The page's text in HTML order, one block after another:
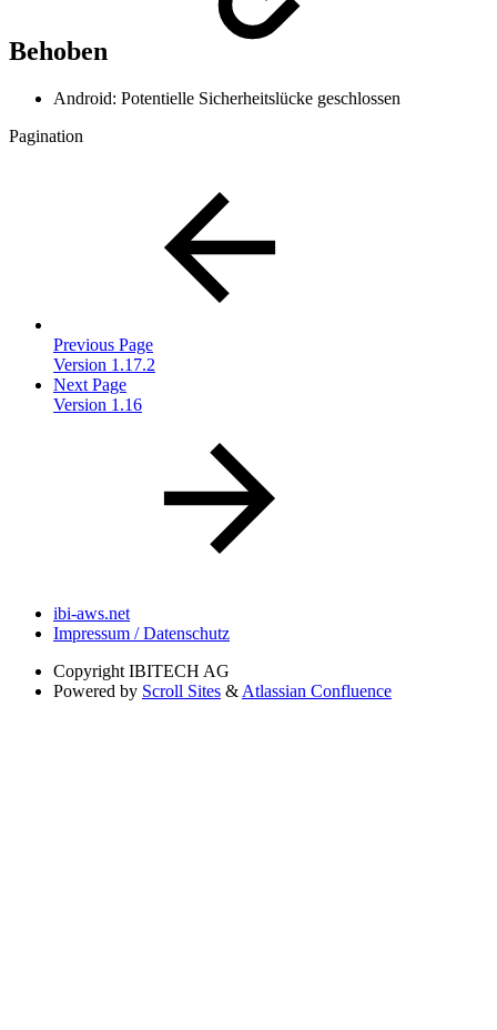
Behoben
Android: Potentielle Sicherheitslücke geschlossen
Pagination
Previous Page
Version 1.17.2
Next Page
Version 1.16
ibi-aws.net
Impressum / Datenschutz
Copyright IBITECH AG
Powered by Scroll Sites & Atlassian Confluence